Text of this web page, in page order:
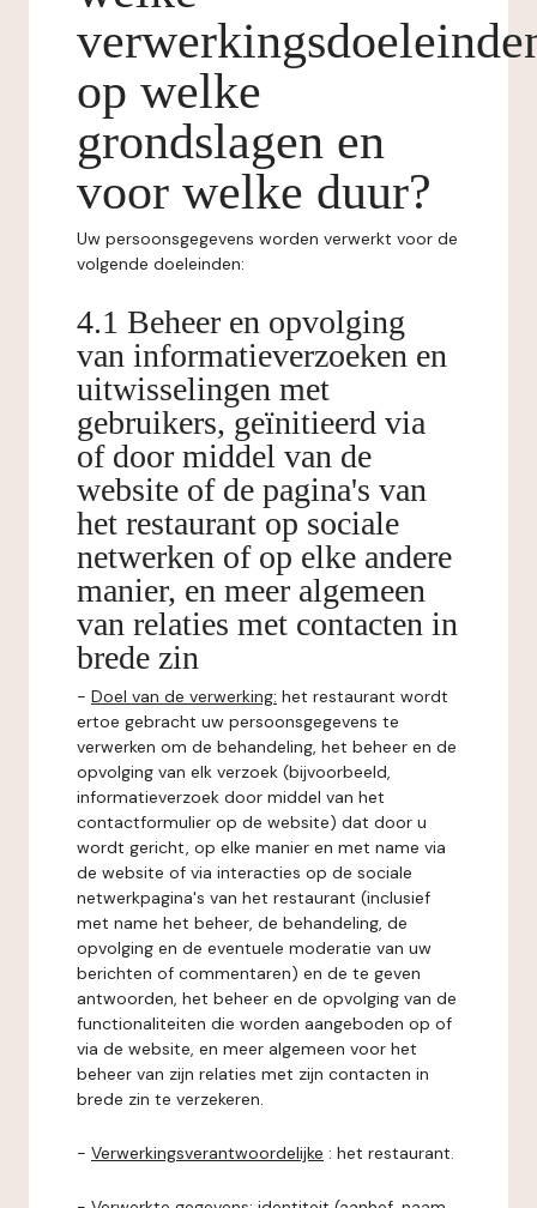
op welke
grondslagen en
voor welke duur?
Uw persoonsgegevens worden verwerkt voor de
volgende doeleinden:
4.1 Beheer en opvolging
van informatieverzoeken en
uitwisselingen met
gebruikers, geïnitieerd via
of door middel van de
website of de pagina's van
het restaurant op sociale
netwerken of op elke andere
manier, en meer algemeen
van relaties met contacten in
brede zin
- Doel van de verwerking: het restaurant wordt
ertoe gebracht uw persoonsgegevens te
verwerken om de behandeling, het beheer en de
opvolging van elk verzoek (bijvoorbeeld,
informatieverzoek door middel van het
contactformulier op de website) dat door u
wordt gericht, op elke manier en met name via
de website of via interacties op de sociale
netwerkpagina's van het restaurant (inclusief
met name het beheer, de behandeling, de
opvolging en de eventuele moderatie van uw
berichten of commentaren) en de te geven
antwoorden, het beheer en de opvolging van de
functionaliteiten die worden aangeboden op of
via de website, en meer algemeen voor het
beheer van zijn relaties met zijn contacten in
brede zin te verzekeren.
- Verwerkingsverantwoordelijke : het restaurant.